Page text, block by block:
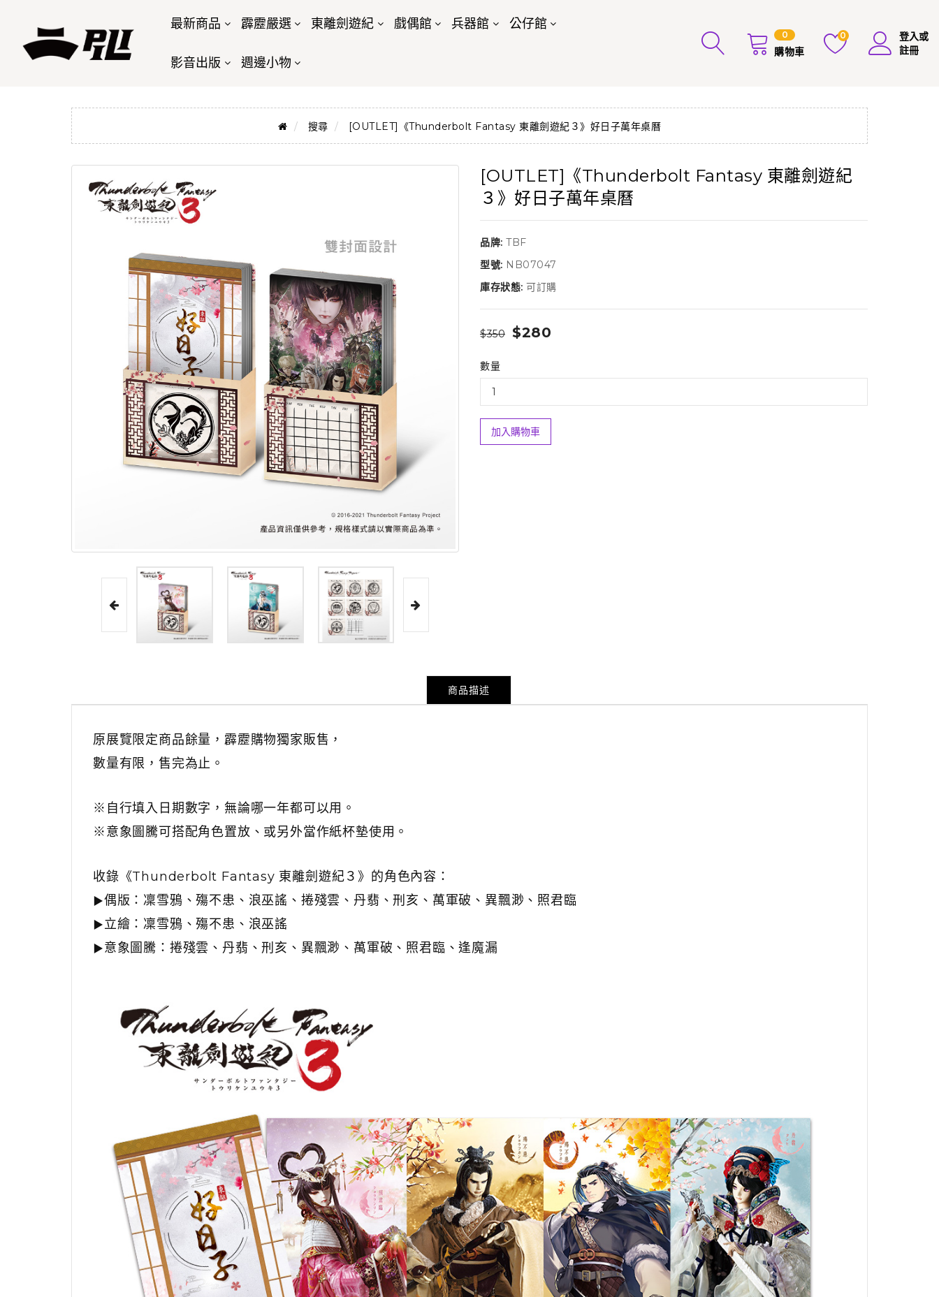
最新商品 霹靂嚴選 東離劍遊紀 戲偶館 兵器館 公仔館
影音出版 週邊小物
0
購物車
0
登入或
註冊
搜尋 [OUTLET]《Thunderbolt Fantasy 東離劍遊紀３》好日子萬年桌曆
[OUTLET]《Thunderbolt Fantasy 東離劍遊紀
３》好日子萬年桌曆
品牌: TBF
型號: NB07047
庫存狀態: 可訂購
$350 $280
數量
加入購物車
商品描述
原展覽限定商品餘量，霹靂購物獨家販售，
數量有限，售完為止。
※自行填入日期數字，無論哪一年都可以用。
※意象圖騰可搭配角色置放、或另外當作紙杯墊使用。
收錄《Thunderbolt Fantasy 東離劍遊紀３》的角色內容：
▶偶版：凜雪鴉、殤不患、浪巫謠、捲殘雲、丹翡、刑亥、萬軍破、異飄渺、照君臨
▶立繪：凜雪鴉、殤不患、浪巫謠
▶意象圖騰：捲殘雲、丹翡、刑亥、異飄渺、萬軍破、照君臨、逢魔漏